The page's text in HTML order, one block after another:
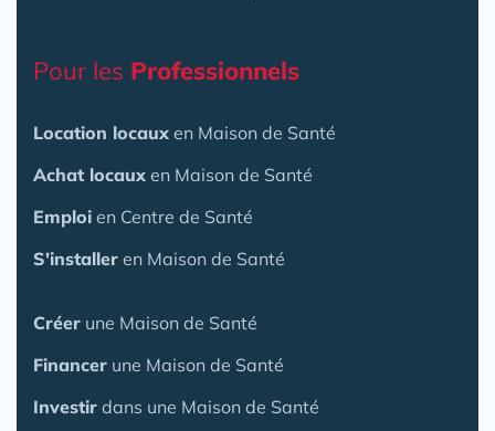
Pour les Professionnels
Location locaux en Maison de Santé
Achat locaux en Maison de Santé
Emploi en Centre de Santé
S'installer en Maison de Santé
Créer une Maison de Santé
Financer une Maison de Santé
Investir dans une Maison de Santé